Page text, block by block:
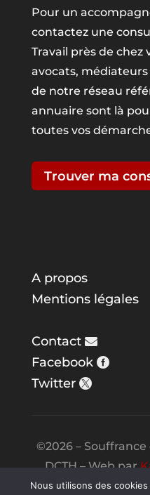
Pour un
contactez une
Travail près de chez
avocats, médiateurs
de notre réseau
annuaire sont là
toutes vos
Trouver ma
A propos
Mentions légales
Contact
Facebook
Twitter
©2026 – Souffrance
DCTH – Web par
Nous utilisons des